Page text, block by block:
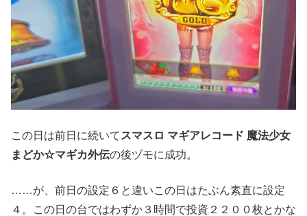
この日は前日に続いて スマスロ マギアレコード 魔法少女
まどか☆マギカ外伝の後ヅモに成功。
……が、前日の設定６と違いこの日はたぶん素直に設定
４。この日の台ではわずか３時間で投資２２００枚とかな